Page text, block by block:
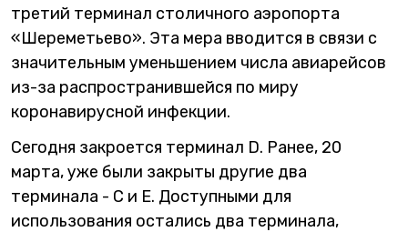
третий терминал столичного аэропорта
«Шереметьево». Эта мера вводится в связи с
значительным уменьшением числа авиарейсов
из-за распространившейся по миру
коронавирусной инфекции.
Сегодня закроется терминал D. Ранее, 20
марта, уже были закрыты другие два
терминала - C и E. Доступными для
использования остались два терминала,